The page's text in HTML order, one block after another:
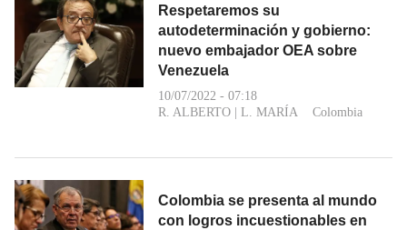
Respetaremos su
autodeterminación y gobierno:
nuevo embajador OEA sobre
Venezuela
10/07/2022 - 07:18
R. ALBERTO
L. MARÍA Colombia
Colombia se presenta al mundo
con logros incuestionables en